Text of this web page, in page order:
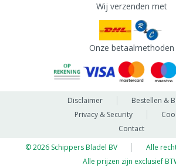
Wij verzenden met
Onze betaalmethoden
Disclaimer
Bestellen &
Privacy & Security
Contact
© 2026 Schippers Bladel BV
Alle
Alle prijzen zijn exclusief